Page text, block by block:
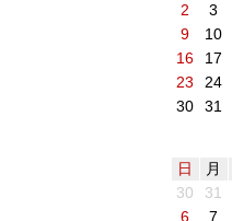
2
3
9
10
16
17
23
24
30
31
日
月
30
31
6
7